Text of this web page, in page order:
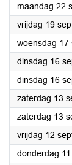
maandag 22
vrijdag 19
woensdag 17
dinsdag 16
dinsdag 16
zaterdag 13
zaterdag 13
vrijdag 12
donderdag